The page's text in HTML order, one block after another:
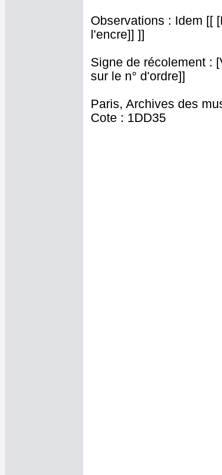
Observations : Idem [[
l'encre]] ]]
Signe de récolement :
sur le n° d'ordre]]
Paris, Archives des
Cote : 1DD35